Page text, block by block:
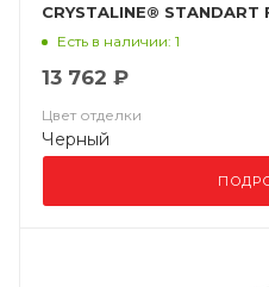
CRYSTALINE®
Есть в наличии: 1
13 762 ₽
Цвет отделки
Черный